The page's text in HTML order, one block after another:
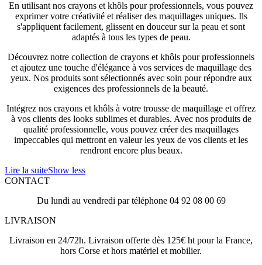
En utilisant nos crayons et khôls pour professionnels, vous pouvez
exprimer votre créativité et réaliser des maquillages uniques. Ils
s'appliquent facilement, glissent en douceur sur la peau et sont
adaptés à tous les types de peau.
Découvrez notre collection de crayons et khôls pour professionnels
et ajoutez une touche d'élégance à vos services de maquillage des
yeux. Nos produits sont sélectionnés avec soin pour répondre aux
exigences des professionnels de la beauté.
Intégrez nos crayons et khôls à votre trousse de maquillage et offrez
à vos clients des looks sublimes et durables. Avec nos produits de
qualité professionnelle, vous pouvez créer des maquillages
impeccables qui mettront en valeur les yeux de vos clients et les
rendront encore plus beaux.
Lire la suiteShow less
CONTACT
Du lundi au vendredi par téléphone 04 92 08 00 69
LIVRAISON
Livraison en 24/72h. Livraison offerte dès 125€ ht pour la France,
hors Corse et hors matériel et mobilier.